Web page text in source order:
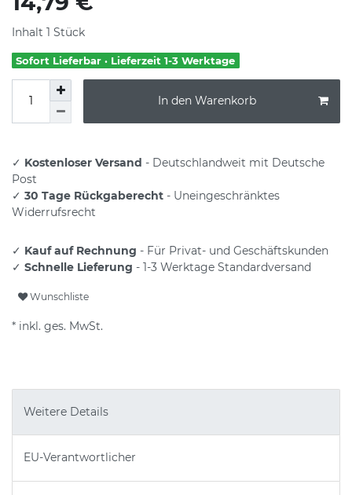
Inhalt 1 Stück
Sofort Lieferbar · Lieferzeit 1-3 Werktage
In den Warenkorb
✓ Kostenloser Versand - Deutschlandweit mit Deutsche
Post
✓ 30 Tage Rückgaberecht - Uneingeschränktes
Widerrufsrecht
✓ Kauf auf Rechnung - Für Privat- und Geschäftskunden
✓ Schnelle Lieferung - 1-3 Werktage Standardversand
Wunschliste
* inkl. ges. MwSt.
Weitere Details
EU-Verantwortlicher